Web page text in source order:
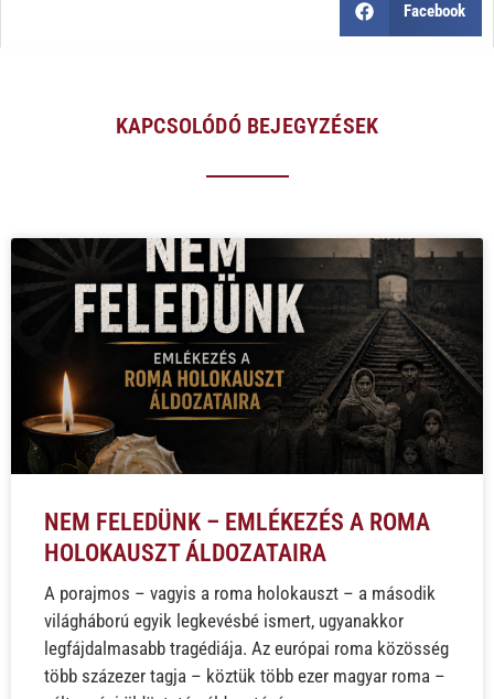
Facebook
KAPCSOLÓDÓ BEJEGYZÉSEK
NEM FELEDÜNK – EMLÉKEZÉS A ROMA
HOLOKAUSZT ÁLDOZATAIRA
A porajmos – vagyis a roma holokauszt – a második
világháború egyik legkevésbé ismert, ugyanakkor
legfájdalmasabb tragédiája. Az európai roma közösség
több százezer tagja – köztük több ezer magyar roma –